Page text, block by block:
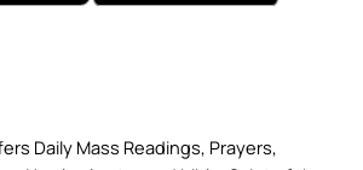
Daily Mass Readings, Prayers,